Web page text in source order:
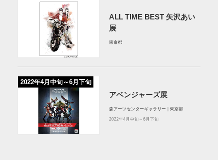
ALL TIME BEST 矢沢あい
展
東京都
2022年4月中旬～6月下旬
アベンジャーズ展
森アーツセンターギャラリー | 東京都
2022年4月中旬～6月下旬